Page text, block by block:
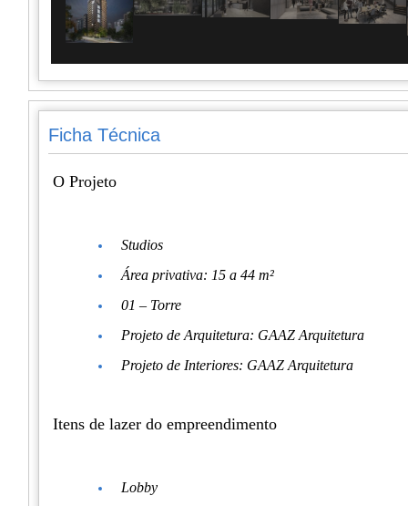
Ficha Técnica
O Projeto
Studios
Área privativa: 15 a 44 m²
01 – Torre
Projeto de Arquitetura: GAAZ Arquitetura
Projeto de Interiores: GAAZ Arquitetura
Itens de lazer do empreendimento
Lobby